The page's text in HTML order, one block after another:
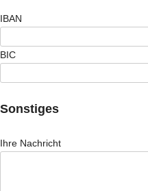
IBAN
BIC
Sonstiges
Ihre Nachricht